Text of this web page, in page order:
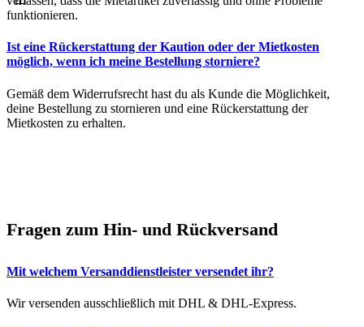
funktionieren.
Ist eine Rückerstattung der Kaution oder der Mietkosten
möglich, wenn ich meine Bestellung storniere?
Gemäß dem Widerrufsrecht hast du als Kunde die Möglichkeit,
deine Bestellung zu stornieren und eine Rückerstattung der
Mietkosten zu erhalten.
Fragen zum Hin- und Rückversand
Mit welchem Versanddienstleister versendet ihr?
Wir versenden ausschließlich mit DHL & DHL-Express.